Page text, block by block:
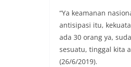
“Ya keamanan
antisipasi itu,
ada 30 orang ya,
sesuatu, tinggal kita
(26/6/2019).